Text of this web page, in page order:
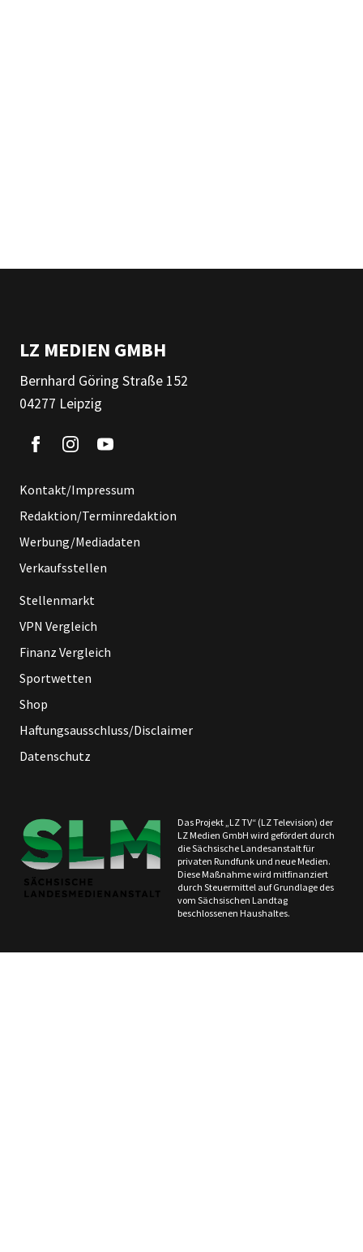
LZ MEDIEN GMBH
Bernhard Göring Straße 152
04277 Leipzig
Kontakt/Impressum
Redaktion/Terminredaktion
Werbung/Mediadaten
Verkaufsstellen
Stellenmarkt
VPN Vergleich
Finanz Vergleich
Sportwetten
Shop
Haftungsausschluss/Disclaimer
Datenschutz
Das Projekt „LZ TV“ (LZ Television) der
LZ Medien GmbH wird gefördert durch
die Sächsische Landesanstalt für
privaten Rundfunk und neue Medien.
Diese Maßnahme wird mitfinanziert
durch Steuermittel auf Grundlage des
vom Sächsischen Landtag
beschlossenen Haushaltes.